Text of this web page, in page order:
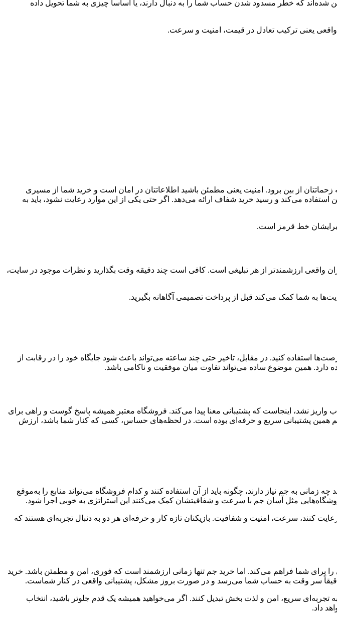
شده‌اند که خطر مسدود شدن حساب شما را به ‌دنبال دارند، یا اساسا چیزی به شما تحویل داده
یعنی ترکیب تعادل در قیمت، امنیت و سرعت.
از بین برود. امنیت یعنی مطمئن باشید اطلاعاتتان در امان است و خرید شما از مسیری
می‌کند و رسید خرید شفاف ارائه می‌دهد. اگر حتی یکی از این موارد رعایت نشود، باید به
برایشان خط قرمز است.
واقعی ارزشمندتر از هر تبلیغی است. کافی است چند دقیقه وقت بگذارید و نظرات موجود در سایت،
به شما کمک می‌کند قبل از پرداخت تصمیمی آگاهانه بگیرید.
استفاده کنید. در مقابل، تاخیر حتی چند ساعته می‌تواند باعث شود جایگاه خود را در رقابت از
همین موضوع ساده می‌تواند تفاوت میان موفقیت و ناکامی باشد.
نشد، اینجاست که پشتیبانی معنا پیدا می‌کند. فروشگاه معتبر همیشه پاسخ‌ گوست و راهی برای
جم همین پشتیبانی سریع و حرفه‌ای بوده است. در لحظه‌های حساس، کسی که کنار شما باشد، ارزش
به جم نیاز دارند، چگونه باید از آن استفاده کنند و کدام فروشگاه می‌تواند منابع را به‌موقع
مثل آسان جم با سرعت و شفافیتشان کمک می‌کنند این استراتژی به‌ خوبی اجرا شود.
کنند، سرعت، امنیت و شفافیت. بازیکنان تازه‌ کار و حرفه‌ای هر دو به دنبال تجربه‌ای هستند که
شما فراهم می‌کند. اما خرید جم تنها زمانی ارزشمند است که فوری، امن و مطمئن باشد. خرید
دقیقاً سر وقت به حساب شما می‌رسد و در صورت بروز مشکل، پشتیبانی واقعی در کنار شماست.
تجربه‌ای سریع، امن و لذت‌ بخش تبدیل کنند. اگر می‌خواهید همیشه یک قدم جلوتر باشید، انتخاب
داد.